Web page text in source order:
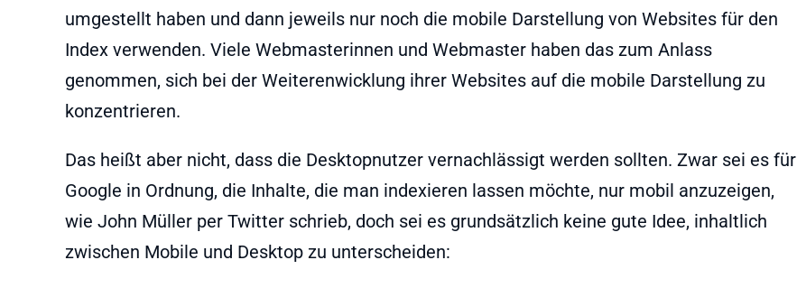
umgestellt haben und dann jeweils nur noch die mobile Darstellung von Websites für den
Index verwenden. Viele Webmasterinnen und Webmaster haben das zum Anlass
genommen, sich bei der Weiterenwicklung ihrer Websites auf die mobile Darstellung zu
konzentrieren.
Das heißt aber nicht, dass die Desktopnutzer vernachlässigt werden sollten. Zwar sei es für
Google in Ordnung, die Inhalte, die man indexieren lassen möchte, nur mobil anzuzeigen,
wie John Müller per Twitter schrieb, doch sei es grundsätzlich keine gute Idee, inhaltlich
zwischen Mobile und Desktop zu unterscheiden: